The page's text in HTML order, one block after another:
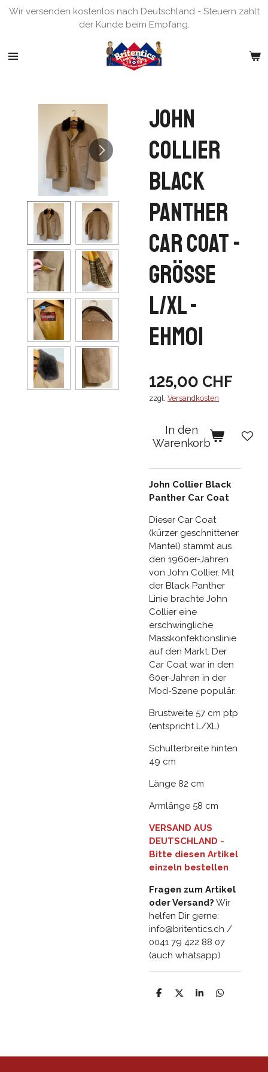
Zum
Wir versenden kostenlos nach Deutschland - Steuern zahlt
der Kunde beim Empfang.
John
Collier
Black
Panther
Car Coat -
Grösse
L/XL -
EHM01
125,00 CHF
zzgl. Versandkosten
In den
Warenkorb
John Collier Black
Panther Car Coat
Dieser Car Coat
(kürzer geschnittener
Mantel) stammt aus
den 1960er-Jahren
von John Collier. Mit
der Black Panther
Linie brachte John
Collier eine
erschwingliche
Masskonfektionslinie
auf den Markt. Der
Car Coat war in den
60er-Jahren in der
Mod-Szene populär.
Brustweite 57 cm ptp
(entspricht L/XL)
Schulterbreite hinten
49 cm
Länge 82 cm
Armlänge 58 cm
VERSAND AUS
DEUTSCHLAND -
Bitte diesen Artikel
einzeln bestellen
Fragen zum Artikel
oder Versand? Wir
helfen Dir gerne:
info@britentics.ch /
0041 79 422 88 07
(auch whatsapp)
T
T
T
T